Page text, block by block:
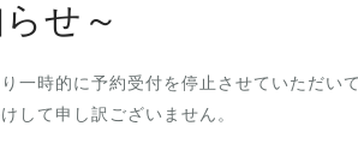
せ～
一時的に予約受付を停止させていただいて
して申し訳ございません。